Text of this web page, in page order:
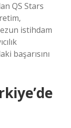
QS Stars
istihdam
başarısını